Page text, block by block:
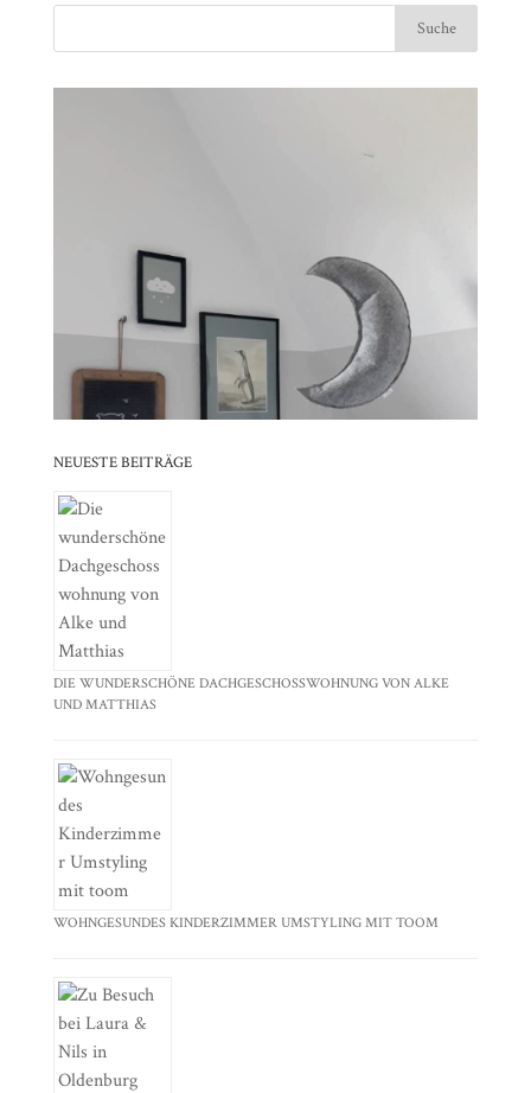
⠀⠀⠀⠀⠀⠀⠀⠀⠀⠀⠀⠀⠀⠀⠀⠀⠀⠀⠀⠀⠀⠀⠀⠀⠀⠀⠀⠀⠀
⠀⠀⠀⠀⠀⠀⠀⠀⠀⠀⠀⠀⠀⠀⠀⠀⠀⠀⠀⠀⠀⠀
⠀⠀⠀⠀⠀⠀⠀⠀⠀⠀⠀⠀⠀⠀⠀⠀⠀⠀⠀⠀⠀⠀⠀⠀⠀⠀⠀⠀⠀
⠀⠀⠀⠀⠀⠀⠀⠀⠀⠀⠀⠀⠀⠀⠀⠀⠀⠀⠀⠀⠀⠀
NEUESTE BEITRÄGE
DIE WUNDERSCHÖNE DACHGESCHOSSWOHNUNG VON ALKE
UND MATTHIAS
WOHNGESUNDES KINDERZIMMER UMSTYLING MIT TOOM